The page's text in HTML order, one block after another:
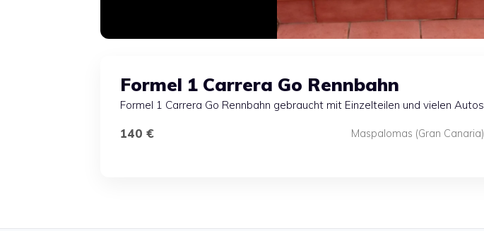
Formel 1 Carrera Go Rennbahn
Formel 1 Carrera Go Rennbahn gebraucht mit Einzelteilen und vielen Autos
140 € Maspalomas (Gran Canaria)